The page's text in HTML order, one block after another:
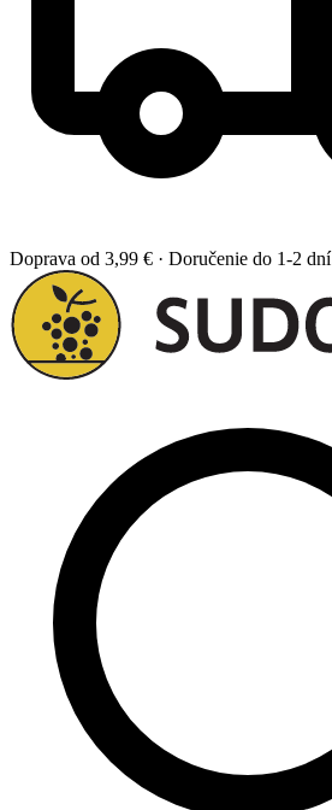
Doprava od 3,99 € · Doručenie do 1-2 dní